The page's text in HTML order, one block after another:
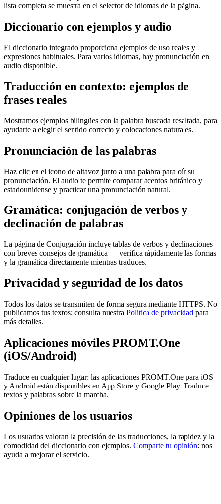
lista completa se muestra en el selector de idiomas de la página.
Diccionario con ejemplos y audio
El diccionario integrado proporciona ejemplos de uso reales y
expresiones habituales. Para varios idiomas, hay pronunciación en
audio disponible.
Traducción en contexto: ejemplos de
frases reales
Mostramos ejemplos bilingües con la palabra buscada resaltada, para
ayudarte a elegir el sentido correcto y colocaciones naturales.
Pronunciación de las palabras
Haz clic en el icono de altavoz junto a una palabra para oír su
pronunciación. El audio te permite comparar acentos británico y
estadounidense y practicar una pronunciación natural.
Gramática: conjugación de verbos y
declinación de palabras
La página de Conjugación incluye tablas de verbos y declinaciones
con breves consejos de gramática — verifica rápidamente las formas
y la gramática directamente mientras traduces.
Privacidad y seguridad de los datos
Todos los datos se transmiten de forma segura mediante HTTPS. No
publicamos tus textos; consulta nuestra Política de privacidad para
más detalles.
Aplicaciones móviles PROMT.One
(iOS/Android)
Traduce en cualquier lugar: las aplicaciones PROMT.One para iOS
y Android están disponibles en App Store y Google Play. Traduce
textos y palabras sobre la marcha.
Opiniones de los usuarios
Los usuarios valoran la precisión de las traducciones, la rapidez y la
comodidad del diccionario con ejemplos. Comparte tu opinión: nos
ayuda a mejorar el servicio.